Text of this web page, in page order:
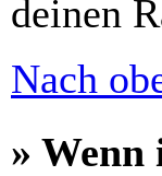
deinen
Nach
»